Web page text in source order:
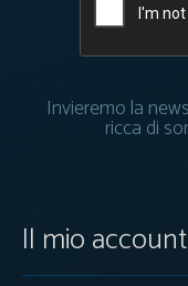
Invieremo la
ricca di
Il mio